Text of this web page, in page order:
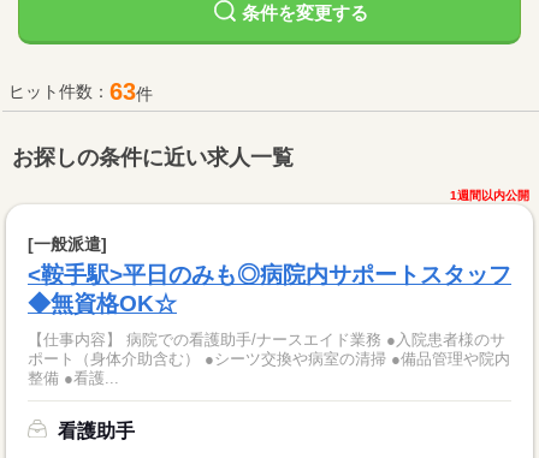
条件を変更する
ヒット件数： 63件
お探しの条件に近い求人一覧
1週間以内公開
[一般派遣]
<鞍手駅>平日のみも◎病院内サポートスタッフ
◆無資格OK☆
【仕事内容】 病院での看護助手/ナースエイド業務 ●入院患者様のサ
ポート（身体介助含む） ●シーツ交換や病室の清掃 ●備品管理や院内
整備 ●看護...
看護助手